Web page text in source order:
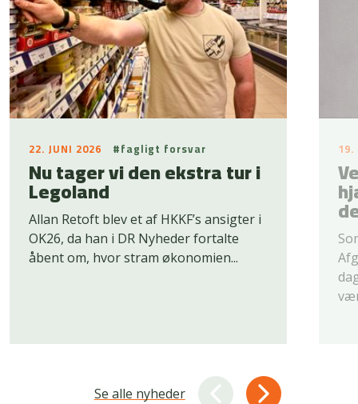
22. JUNI 2026 #fagligt forsvar
Nu tager vi den ekstra tur i
Legoland
Allan Retoft blev et af HKKF’s ansigter i
OK26, da han i DR Nyheder fortalte
åbent om, hvor stram økonomien...
19.
Se alle nyheder